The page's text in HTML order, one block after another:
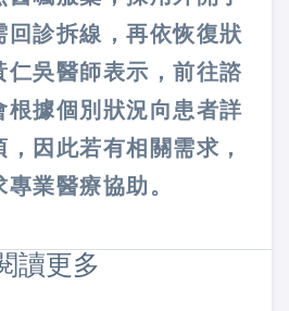
回診拆線，再依恢復狀
仁吳醫師表示，前往諮
根據個別狀況向患者詳
因此若有相關需求，
業醫療協助。
讀更多